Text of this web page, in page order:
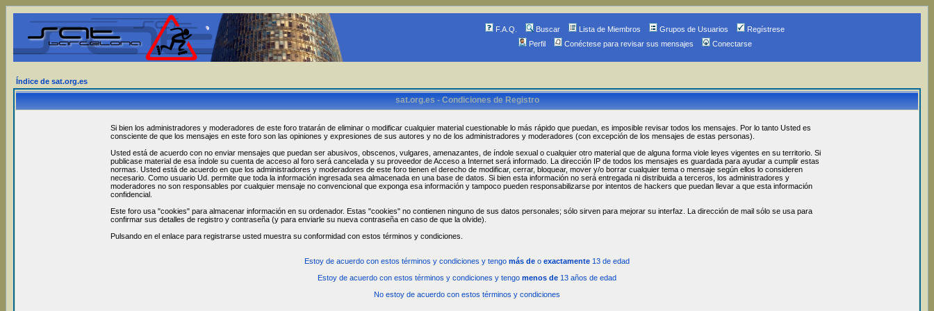
F.A.Q. Buscar Lista de Miembros Grupos de Usuarios
Regístrese
Perfil
Conéctese para revisar sus mensajes Conectarse
Índice de sat.org.es
sat.org.es - Condiciones de Registro
Si bien los administradores y moderadores de este foro tratarán de eliminar o modificar cualquier material cuestionable lo más rápido que puedan, es imposible revisar todos los mensajes. Por lo tanto Usted es
consciente de que los mensajes en este foro son las opiniones y expresiones de sus autores y no de los administradores y moderadores (con excepción de los mensajes de estas personas).
Usted está de acuerdo con no enviar mensajes que puedan ser abusivos, obscenos, vulgares, amenazantes, de índole sexual o cualquier otro material que de alguna forma viole leyes vigentes en su territorio. Si
publicase material de esa índole su cuenta de acceso al foro será cancelada y su proveedor de Acceso a Internet será informado. La dirección IP de todos los mensajes es guardada para ayudar a cumplir estas
normas. Usted está de acuerdo en que los administradores y moderadores de este foro tienen el derecho de modificar, cerrar, bloquear, mover y/o borrar cualquier tema o mensaje según ellos lo consideren
necesario. Como usuario Ud. permite que toda la información ingresada sea almacenada en una base de datos. Si bien esta información no será entregada ni distribuida a terceros, los administradores y
moderadores no son responsables por cualquier mensaje no convencional que exponga esa información y tampoco pueden responsabilizarse por intentos de hackers que puedan llevar a que esta información
confidencial.
Este foro usa "cookies" para almacenar información en su ordenador. Estas "cookies" no contienen ninguno de sus datos personales; sólo sirven para mejorar su interfaz. La dirección de mail sólo se usa para
confirmar sus detalles de registro y contraseña (y para enviarle su nueva contraseña en caso de que la olvide).
Pulsando en el enlace para registrarse usted muestra su conformidad con estos términos y condiciones.
Estoy de acuerdo con estos términos y condiciones y tengo más de o exactamente 13 de edad
Estoy de acuerdo con estos términos y condiciones y tengo menos de 13 años de edad
No estoy de acuerdo con estos términos y condiciones